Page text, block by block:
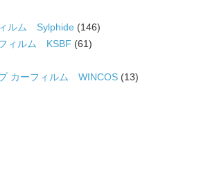
ルム Sylphide (146)
ィルム KSBF (61)
カーフィルム WINCOS (13)